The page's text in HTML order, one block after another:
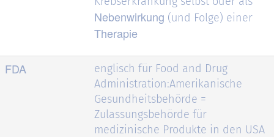
Nebenwirkung (und Folge) einer
Therapie
FDA
englisch für Food and Drug
Administration:Amerikanische
Gesundheitsbehörde =
Zulassungsbehörde für
medizinische Produkte in den USA